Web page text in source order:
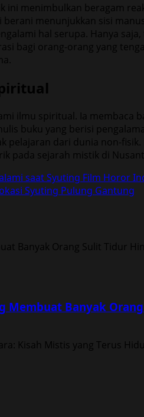
menimbulkan beragam
menunjukkan sisi
hal serupa. Hanya
bagi orang-orang yang
ilmu spiritual. Ia membaca
buku yang berisi
pelajaran dari dunia non-
pada sejarah mistik di
saat Syuting Film Horor
Syuting Pulung Gantung
Membuat Banyak